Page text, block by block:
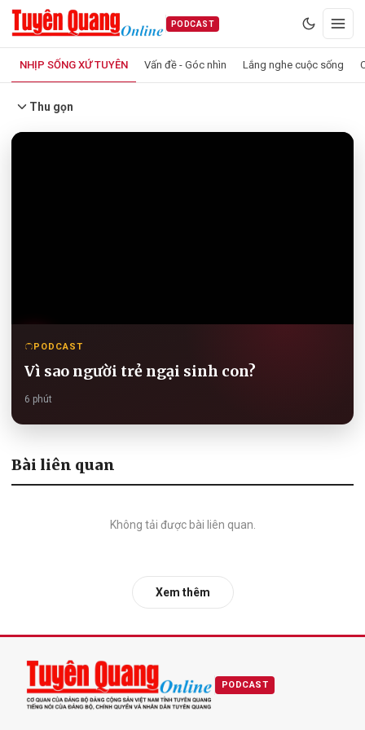
PODCAST
NHỊP SỐNG XỨ TUYÊN Vấn đề - Góc nhìn Lắng nghe cuộc sống
Thu gọn
VIDEO
PODCAST
Vì sao người trẻ ngại sinh con?
6 phút
Bài liên quan
Không tải được bài liên quan.
Xem thêm
PODCAST